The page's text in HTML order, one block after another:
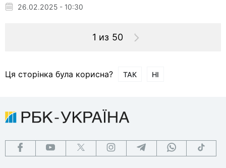
26.02.2025 - 10:30
1 из 50
Ця сторінка була корисна? ТАК НІ